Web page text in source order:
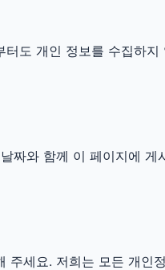
도 개인 정보를 수집하
짜와 함께 이 페이지에 게
세요. 저희는 모든 개인